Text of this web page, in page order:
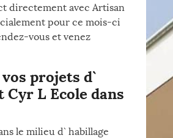
directement avec Artisan
pour ce mois-ci
vous et venez
projets d`
Cyr L Ecole dans
le milieu d` habillage